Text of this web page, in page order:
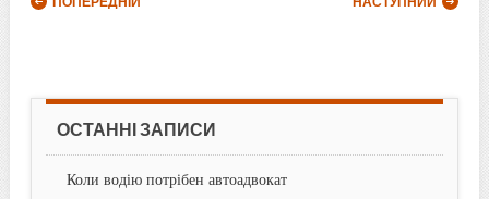
ОСТАННІ ЗАПИСИ
Коли водію потрібен автоадвокат